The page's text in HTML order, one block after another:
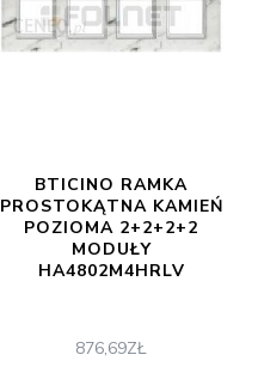
BTICINO RAMKA
PROSTOKĄTNA KAMIEŃ
POZIOMA 2+2+2+2
MODUŁY
HA4802M4HRLV
876,69ZŁ